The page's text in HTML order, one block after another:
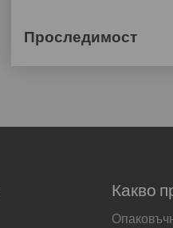
Проследимост
Какво